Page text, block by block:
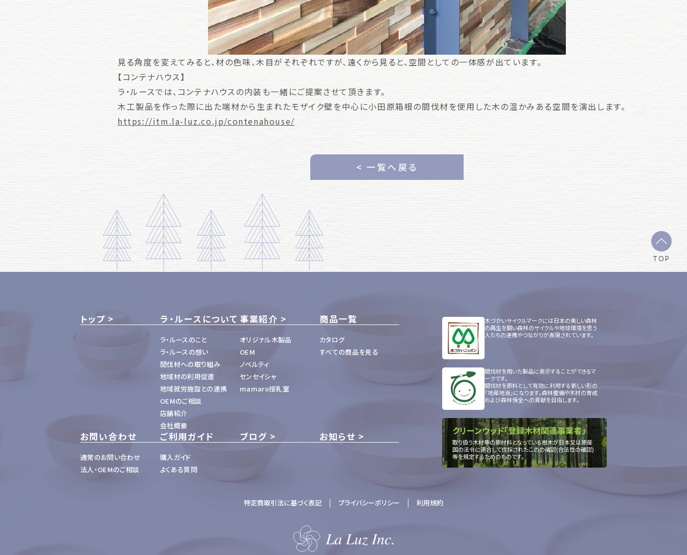
見る角度を変えてみると、材の色味、木目がそれぞれですが、遠くから見ると、空間としての一体感が出ています。
【コンテナハウス】
ラ・ルースでは、コンテナハウスの内装も一緒にご提案させて頂きます。
木工製品を作った際に出た端材から生まれたモザイク壁を中心に小田原箱根の間伐材を使用した木の温かみある空間を演出します。
https://itm.la-luz.co.jp/contenahouse/
< 一覧へ戻る
TOP
トップ ラ・ルースについて
ラ・ルースのこと
ラ・ルースの想い
間伐材への取り組み
地域材の利用促進
地域就労施設との連携
OEMのご相談
店舗紹介
会社概要
事業紹介
オリジナル木製品
OEM
ノベルティ
センセイシャ
mamaro授乳室
商品一覧
カタログ
すべての商品を見る
お問い合わせ
通常のお問い合わせ
法人・OEMのご相談
ご利用ガイド
購入ガイド
よくある質問
ブログ お知らせ
木づかいサイクルマークには日本の美しい森林
の再生を願い森林のサイクルや地球環境を思う
人たちの連携やつながりが表現されています。
間伐材を用いた製品に表示することができるマ
ークです。
間伐材を原料として有効に利用する新しい形の
「地産地消」になります。森林整備や木材の育成
および森林保全への貢献を目指します。
クリーンウッド「登録木材関連事業者」
取り扱う木材等の原材料となっている樹木が日本又は原産
国の法令に適合して伐採されたこのの確認(合法性の確認)
等を規定するためのものです。
特定商取引法に基づく表記 プライバシーポリシー 利用規約